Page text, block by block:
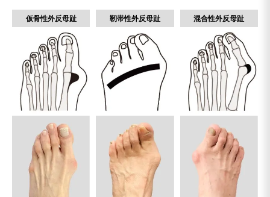
仮骨性外反母趾 靭帯性外反母趾 混合性外反母趾